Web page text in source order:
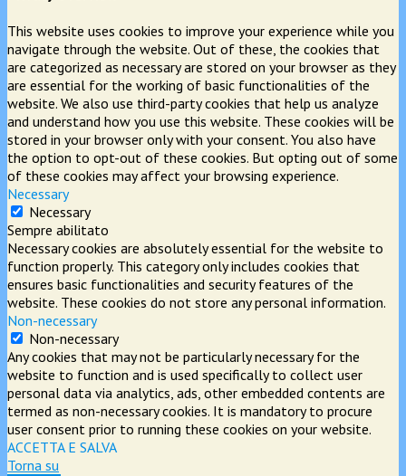
This website uses cookies to improve your experience while you
navigate through the website. Out of these, the cookies that
are categorized as necessary are stored on your browser as they
are essential for the working of basic functionalities of the
website. We also use third-party cookies that help us analyze
and understand how you use this website. These cookies will be
stored in your browser only with your consent. You also have
the option to opt-out of these cookies. But opting out of some
of these cookies may affect your browsing experience.
Necessary
Necessary
Sempre abilitato
Necessary cookies are absolutely essential for the website to
function properly. This category only includes cookies that
ensures basic functionalities and security features of the
website. These cookies do not store any personal information.
Non-necessary
Non-necessary
Any cookies that may not be particularly necessary for the
website to function and is used specifically to collect user
personal data via analytics, ads, other embedded contents are
termed as non-necessary cookies. It is mandatory to procure
user consent prior to running these cookies on your website.
ACCETTA E SALVA
Torna su